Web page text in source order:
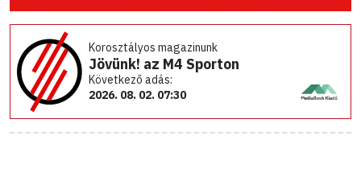
Korosztályos magazinunk
Jövünk! az M4 Sporton
Következő adás:
2026. 08. 02. 07:30